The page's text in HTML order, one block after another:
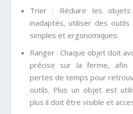
Trier : Réduire les objets
inadaptés, utiliser des outils
simples et ergonomiques.
Ranger : Chaque objet doit
précise sur la ferme, afin
pertes de temps pour
outils. Plus un objet est
plus il doit être visible et